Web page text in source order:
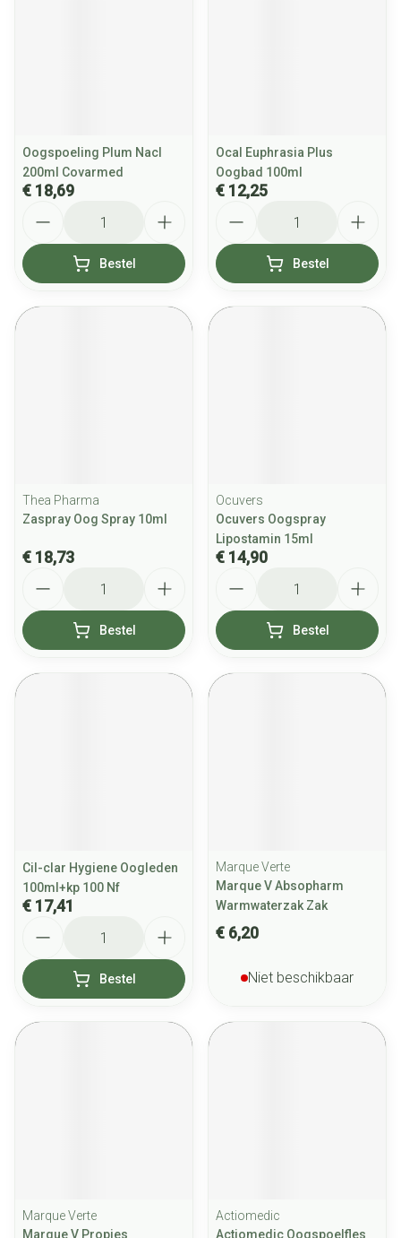
Oogspoeling Plum Nacl
200ml Covarmed
€ 18,69
Bestel
Ocal Euphrasia Plus
Oogbad 100ml
€ 12,25
Bestel
Thea Pharma
Zaspray Oog Spray 10ml
€ 18,73
Bestel
Ocuvers
Ocuvers Oogspray
Lipostamin 15ml
€ 14,90
Bestel
Cil-clar Hygiene Oogleden
100ml+kp 100 Nf
€ 17,41
Bestel
Marque Verte
Marque V Absopharm
Warmwaterzak Zak
€ 6,20
Niet beschikbaar
Marque Verte
Marque V Propjes
Actiomedic
Actiomedic Oogspoelfles